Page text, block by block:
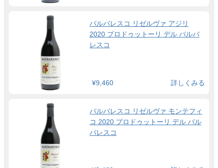
バルバレスコ リゼルヴァ アジリ
2020 プロドゥットーリ デル バルバ
レスコ
¥9,460 詳しくみる
バルバレスコ リゼルヴァ モンテフィ
コ 2020 プロドゥットーリ デル バル
バレスコ